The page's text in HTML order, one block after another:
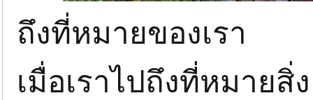
ถึงที่หมายของเรา
เมื่อเราไปถึงที่หมายสิ่